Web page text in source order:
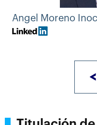
Angel Moreno
<